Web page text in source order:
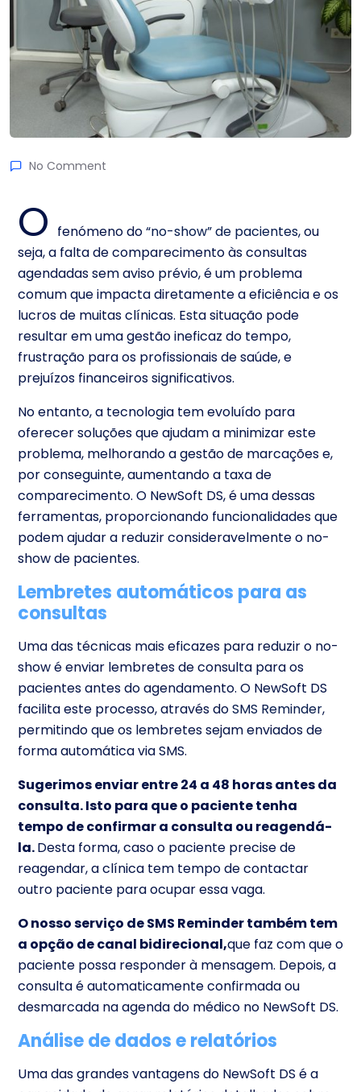
No Comment
O fenómeno do“no-show” de pacientes, ou
seja, a falta de comparecimento às consultas
agendadas sem aviso prévio, é um problema
comum que impacta diretamente a eficiência e os
lucros de muitas clínicas. Esta situação pode
resultar em uma gestão ineficaz do tempo,
frustração para os profissionais de saúde, e
prejuízos financeiros significativos.
No entanto, a tecnologia tem evoluído para
oferecer soluções que ajudam a minimizar este
problema, melhorando a gestão de marcações e,
por conseguinte, aumentando a taxa de
comparecimento. O NewSoft DS, é uma dessas
ferramentas, proporcionando funcionalidades que
podem ajudar a reduzir consideravelmente o no-
show de pacientes.
Lembretes automáticos para as
consultas
Uma das técnicas mais eficazes para reduzir o no-
show é enviar lembretes de consulta para os
pacientes antes do agendamento. O NewSoft DS
facilita este processo, através doSMS Reminder,
permitindo que os lembretes sejam enviados de
forma automática via SMS.
Sugerimos enviar entre 24 a 48 horas antes da
consulta. Isto para que o paciente tenha
tempo de confirmar a consulta ou reagendá-
la.Desta forma, caso o paciente precise de
reagendar, a clínica tem tempo de contactar
outro paciente para ocupar essa vaga.
O nosso serviço de SMS Reminder também tem
a opção de canal bidirecional,que faz com que o
paciente possa responder à mensagem. Depois, a
consulta é automaticamente confirmada ou
desmarcada na agenda do médico no NewSoft DS.
Análise de dados e relatórios
Uma das grandes vantagens do NewSoft DS é a